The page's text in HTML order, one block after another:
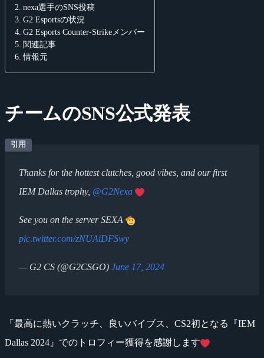
nexa選手のSNS投稿
G2 Esportsの状況
G2 Esports Counter-Strikeメンバー
関連記事
情報元
チームのSNS公式発表
Thanks for the hottest clutches, good vibes, and our first
IEM Dallas trophy, @G2Nexa
See you on the server SEXA
pic.twitter.com/zNUAiDFSwy
— G2 CS (@G2CSGO) June 17, 2024
「最高に熱いクラッチ、良いバイブス、CS2初となる『IEM
Dallas 2024』でのトロフィー獲得を感謝します